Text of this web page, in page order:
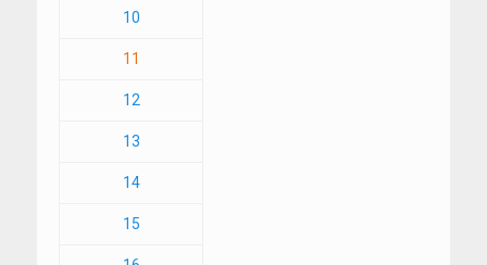
10
11
12
13
14
15